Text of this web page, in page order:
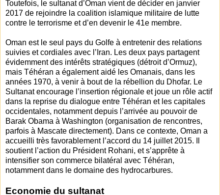
Toutefois, le sultanat d’Oman vient de décider en janvier
2017 de rejoindre la coalition islamique militaire de lutte
contre le terrorisme et d’en devenir le 41e membre.
Oman est le seul pays du Golfe à entretenir des relations
suivies et cordiales avec l’Iran. Les deux pays partagent
évidemment des intérêts stratégiques (détroit d’Ormuz),
mais Téhéran a également aidé les Omanais, dans les
années 1970, à venir à bout de la rébellion du Dhofar. Le
Sultanat encourage l’insertion régionale et joue un rôle actif
dans la reprise du dialogue entre Téhéran et les capitales
occidentales, notamment depuis l’arrivée au pouvoir de
Barak Obama à Washington (organisation de rencontres,
parfois à Mascate directement). Dans ce contexte, Oman a
accueilli très favorablement l’accord du 14 juillet 2015. Il
soutient l’action du Président Rohani, et s’apprête à
intensifier son commerce bilatéral avec Téhéran,
notamment dans le domaine des hydrocarbures.
Economie du sultanat